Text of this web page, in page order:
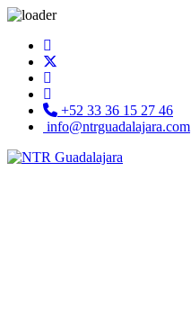
+52 33 36 15 27 46
info@ntrguadalajara.com